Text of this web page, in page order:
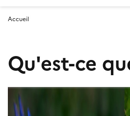
Accueil
Qu'est-ce